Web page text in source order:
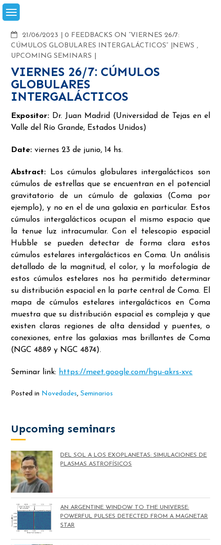
Skip
to
21/06/2023
COMMENTS
0 FEEDBACKS ON “VIERNES 26/7:
CÚMULOS GLOBULARES INTERGALÁCTICOS”
NEWS ,
UPCOMING SEMINARS
VIERNES 26/7: CÚMULOS
GLOBULARES
INTERGALÁCTICOS
Expositor: Dr. Juan Madrid (Universidad de Tejas en el
Valle del Río Grande, Estados Unidos)
Date: viernes 23 de junio, 14 hs.
Abstract: Los cúmulos globulares intergalácticos son
cúmulos de estrellas que se encuentran en el potencial
gravitatorio de un cúmulo de galaxias (Coma por
ejemplo), y no en el de una galaxia en particular. Estos
cúmulos intergalácticos ocupan el mismo espacio que
la tenue luz intracumular. Con el telescopio espacial
Hubble se pueden detectar de forma clara estos
cúmulos estelares intergalácticos en Coma. Un análisis
detallado de la magnitud, el color, y la morfología de
estos cúmulos estelares nos ha permitido determinar
su distribución espacial en la parte central de Coma. El
mapa de cúmulos estelares intergalácticos en Coma
muestra que su distribución espacial es compleja y que
existen claras regiones de alta densidad y puentes, o
conexiones, entre las galaxias mas brillantes de Coma
(NGC 4889 y NGC 4874).
Seminar link: https://meet.google.com/hgu-akrs-xvc
Posted in Novedades,Seminarios
Upcoming seminars
DEL SOL A LOS EXOPLANETAS: SIMULACIONES DE
PLASMAS ASTROFÍSICOS
AN ARGENTINE WINDOW TO THE UNIVERSE:
POWERFUL PULSES DETECTED FROM A MAGNETAR
STAR